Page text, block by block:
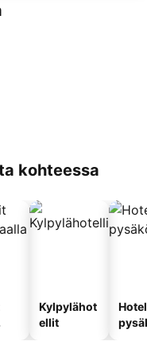
kohteessa
Kylpylähot
ellit